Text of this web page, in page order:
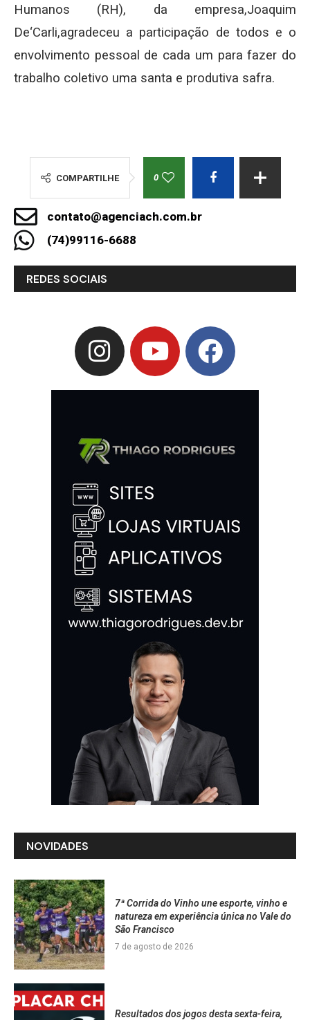
Humanos (RH), da empresa,Joaquim
De‘Carli,agradeceu a participação de todos e o
envolvimento pessoal de cada um para fazer do
trabalho coletivo uma santa e produtiva safra.
COMPARTILHE 0
contato@agenciach.com.br
(74)99116-6688
REDES SOCIAIS
NOVIDADES
7ª Corrida do Vinho une esporte, vinho e
natureza em experiência única no Vale do
São Francisco
7 de agosto de 2026
Resultados dos jogos desta sexta-feira,